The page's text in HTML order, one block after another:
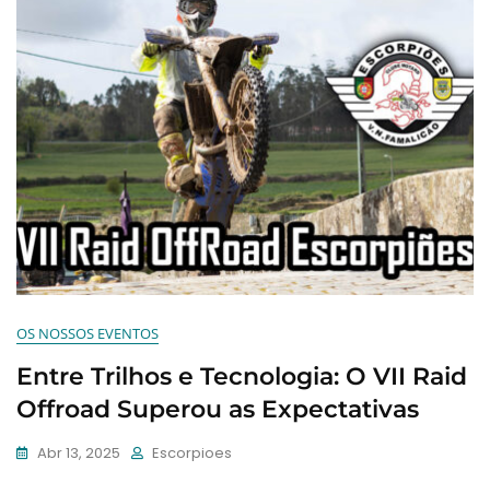
OS NOSSOS EVENTOS
Entre Trilhos e Tecnologia: O VII Raid
Offroad Superou as Expectativas
Abr 13, 2025 Escorpioes